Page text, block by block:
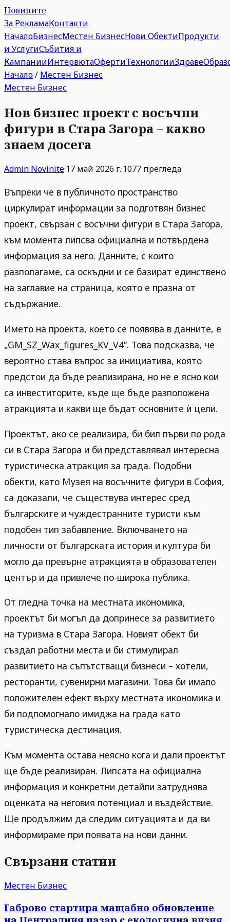
Новините
За РекламаКонтакти
НачалоБизнесМестен БизнесНови ОбектиПродукти
и УслугиСъбития и
КампанииИнтервютаОфертиТехнологииЗдраве
Начало/ Местен Бизнес
Местен Бизнес
Нов бизнес проект с восъчни
фигури в Стара Загора – какво
знаем досега
Admin Novinite·17 май 2026 г.·1077 прегледа
Въпреки че в публичното пространство
циркулират информации за подготвян бизнес
проект, свързан с восъчни фигури в Стара Загора,
към момента липсва официална и потвърдена
информация за него. Данните, с които
разполагаме, са оскъдни и се базират единствено
на заглавие на страница, която е празна от
съдържание.
Името на проекта, което се появява в данните, е
„GM_SZ_Wax_figures_KV_V4“. Това подсказва, че
вероятно става въпрос за инициатива, която
предстои да бъде реализирана, но не е ясно кои
са инвеститорите, къде ще бъде разположена
атракцията и какви ще бъдат основните ѝ цели.
Проектът, ако се реализира, би бил първи по рода
си в Стара Загора и би представлявал интересна
туристическа атракция за града. Подобни
обекти, като Музея на восъчните фигури в София,
са доказали, че съществува интерес сред
българските и чуждестранните туристи към
подобен тип забавление. Включването на
личности от българската история и култура би
могло да превърне атракцията в образователен
център и да привлече по-широка публика.
От гледна точка на местната икономика,
проектът би могъл да допринесе за развитието
на туризма в Стара Загора. Новият обект би
създал работни места и би стимулирал
развитието на съпътстващи бизнеси – хотели,
ресторанти, сувенирни магазини. Това би имало
положителен ефект върху местната икономика и
би подпомогнало имиджа на града като
туристическа дестинация.
Към момента остава неясно кога и дали проектът
ще бъде реализиран. Липсата на официална
информация и конкретни детайли затруднява
оценката на неговия потенциал и въздействие.
Ще продължим да следим ситуацията и да ви
информираме при появата на нови данни.
Свързани статии
Местен Бизнес
Габрово стартира мащабно обновление